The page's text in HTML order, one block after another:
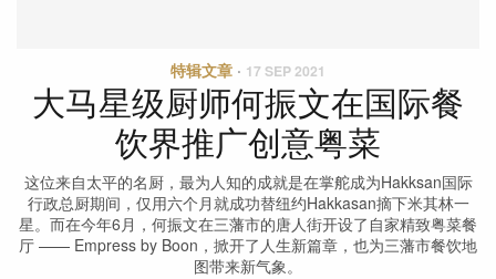
特辑文章 · 17 SEP 2021
大马星级厨师何振文在国际餐
饮界推广创意粤菜
这位来自太平的名厨，最为人知的成就是在掌舵成为Hakksan国际
行政总厨期间，仅用六个月就成功替纽约Hakkasan摘下米其林一
星。而在今年6月，何振文在三藩市的唐人街开设了自家精致粤菜餐
厅 —— Empress by Boon，掀开了人生新篇章，也为三藩市餐饮地
图带来新气象。